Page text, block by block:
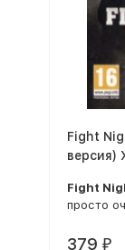
Fight
версия)
Fight
просто
которого
379 ₽